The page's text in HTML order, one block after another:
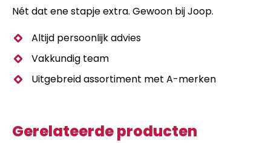
Nét dat ene stapje extra. Gewoon bij Joop.
Altijd persoonlijk advies
Vakkundig team
Uitgebreid assortiment met A-merken
Gerelateerde producten